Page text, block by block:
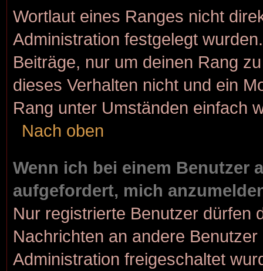
Wortlaut eines Ranges nicht
Administration festgelegt
Beiträge, nur um deinen Rang
dieses Verhalten nicht und ein
Rang unter Umständen einfach
Nach oben
Wenn ich bei einem Benutzer
aufgefordert, mich
Nur registrierte Benutzer dürfen
Nachrichten an andere
Administration freigeschaltet